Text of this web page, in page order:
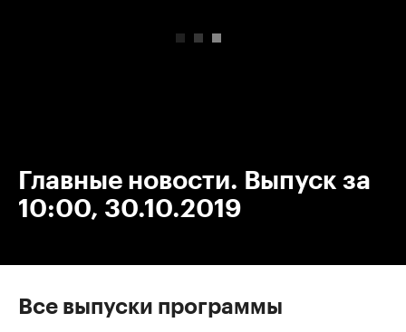
Главные новости. Выпуск за
10:00, 30.10.2019
Все выпуски программы